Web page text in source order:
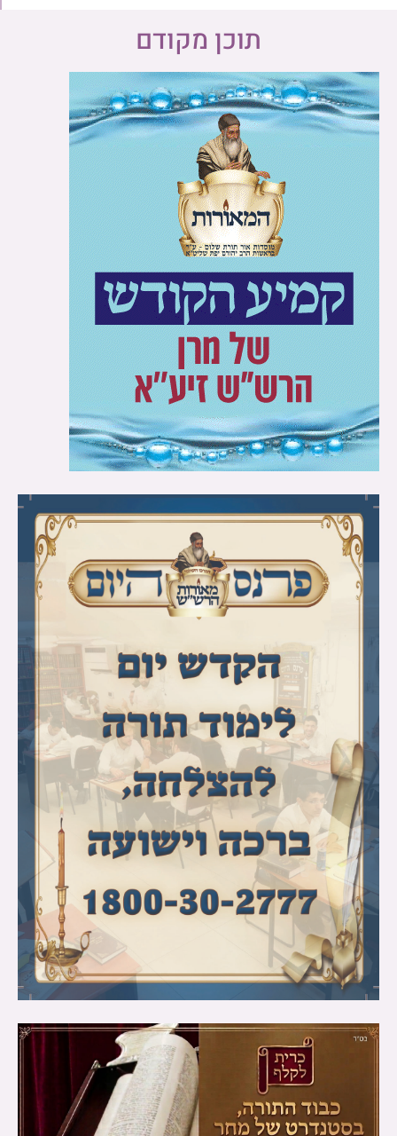
תוכן מקודם